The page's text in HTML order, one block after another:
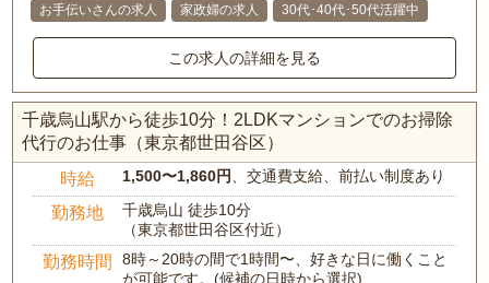
お手伝いさんの求人
家政婦の求人 30代･40代･50代活躍中
この求人の詳細を見る
千歳烏山駅から徒歩10分！2LDKマンションでのお掃除
代行のお仕事（東京都世田谷区）
時給 1,500〜1,860円、交通費支給、前払い制度あり
勤務地
千歳烏山 徒歩10分
（東京都世田谷区付近）
勤務時間
8時～20時の間で1時間〜、好きな日に働くこと
が可能です。(候補の日時から選択)